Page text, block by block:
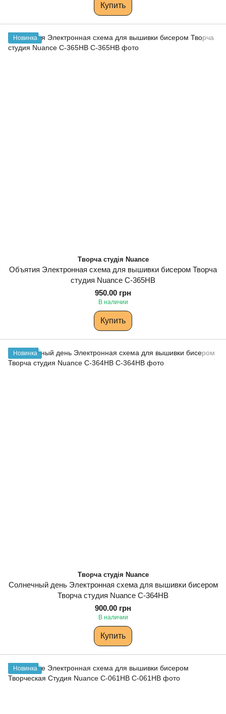
Купить
Новинка
Творча студія Nuance
Объятия Электронная схема для вышивки бисером Творча
студия Nuance С-365НВ
950.00 грн
В наличии
Купить
Новинка
Творча студія Nuance
Солнечный день Электронная схема для вышивки бисером
Творча студия Nuance С-364НВ
900.00 грн
В наличии
Купить
Новинка